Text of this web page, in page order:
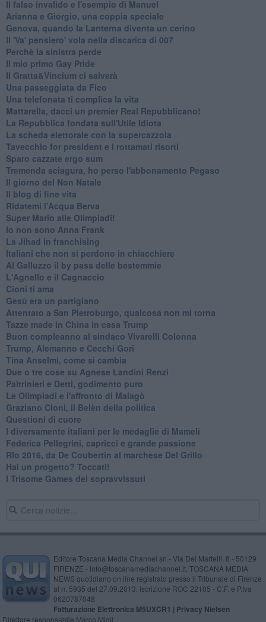
Il falso invalido e l'esempio di Manuel
Arianna e Giorgio, una coppia speciale
Genova, quando la Lanterna diventa un cerino
Il 'Va' pensiero' vola nella discarica di 007
Perchè la sinistra perde
Il mio primo Gay Pride
Il Gratta&Vincium ci salverà
Una passeggiata da Fico
Una telefonata ti complica la vita
Mattarella, dacci un premier Real Repubblicano!
La Repubblica fondata sull'Utile Idiota
La scheda elettorale con la supercazzola
Tavecchio for president e i rottamati risorti
Sparo cazzate ergo sum
Tremenda sciagura, ho perso l'abbonamento Pegaso
Il giorno del Non Natale
Il blog di fine vita
​Ridatemi l’Acqua Berva
Super Mario alle Olimpiadi!
Io non sono Anna Frank
​La Jihad in franchising
Italiani che non si perdono in chiacchiere
Al Galluzzo il by pass delle bestemmie
L'Agnello e il Cagnaccio
Cioni ti ama
​Gesù era un partigiano
Attentato a San Pietroburgo, qualcosa non mi torna
Tazze made in China in casa Trump
Buon compleanno al sindaco Vivarelli Colonna
Trump, Alemanno e Cecchi Gori
Tina Anselmi, come si cambia
Due o tre cose su Agnese Landini Renzi
Paltrinieri e Detti, godimento puro
Le Olimpiadi e l'affronto di Malagò
Graziano Cioni, il Belèn della politica
Questioni di cuore
I diversamente italiani per le medaglie di Mameli
Federica Pellegrini, capricci e grande passione
RIo 2016, da De Coubertin al marchese Del Grillo
​Hai un progetto? Toccati!
​I Trisome Games dei sopravvissuti
Editore Toscana Media Channel srl - Via Dei Martelli, 8 - 50129
FIRENZE - info@toscanamediachannel.it. TOSCANA MEDIA
NEWS quotidiano on line registrato presso il Tribunale di Firenze
al n. 5935 del 27.09.2013. Iscrizione ROC 22105 - C.F. e P.Iva
0620787048
Fatturazione Elettronica M5UXCR1 | Privacy Nielsen
Direttore responsabile Marco Migli